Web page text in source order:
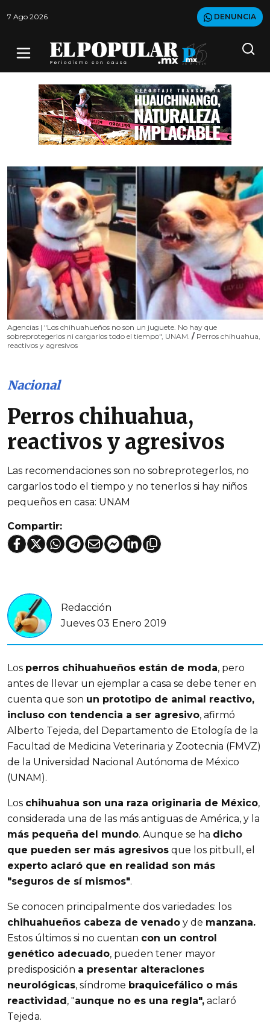
7 Ago 2026 DENUNCIA
Agencias | "Los chihuahueños no son un juguete. No hay que
sobreprotegerlos ni cargarlos todo el tiempo", UNAM. / Perros chihuahua,
reactivos y agresivos
Nacional
Perros chihuahua,
reactivos y agresivos
Las recomendaciones son no sobreprotegerlos, no
cargarlos todo el tiempo y no tenerlos si hay niños
pequeños en casa: UNAM
Compartir:
Redacción
Jueves 03 Enero 2019
Los perros chihuahueños están de moda, pero
antes de llevar un ejemplar a casa se debe tener en
cuenta que son un prototipo de animal reactivo,
incluso con tendencia a ser agresivo, afirmó
Alberto Tejeda, del Departamento de Etología de la
Facultad de Medicina Veterinaria y Zootecnia (FMVZ)
de la Universidad Nacional Autónoma de México
(UNAM).
Los chihuahua son una raza originaria de México,
considerada una de las más antiguas de América, y la
más pequeña del mundo. Aunque se ha dicho
que pueden ser más agresivos que los pitbull, el
experto aclaró que en realidad son más
"seguros de sí mismos".
Se conocen principalmente dos variedades: los
chihuahueños cabeza de venado y de manzana.
Estos últimos si no cuentan con un control
genético adecuado, pueden tener mayor
predisposición a presentar alteraciones
neurológicas, síndrome braquicefálico o más
reactividad , "aunque no es una regla", aclaró
Tejeda.